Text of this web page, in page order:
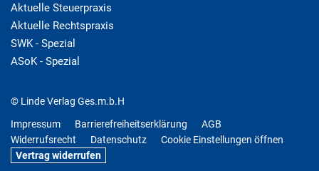
Aktuelle Steuerpraxis
Aktuelle Rechtspraxis
SWK - Spezial
ASoK - Spezial
© Linde Verlag Ges.m.b.H
Impressum
Barrierefreiheitserklärung
AGB
Widerrufsrecht
Datenschutz
Cookie Einstellungen öffnen
Vertrag widerrufen